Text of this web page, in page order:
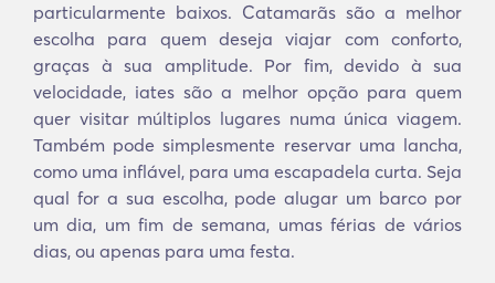
particularmente baixos. Catamarãs são a melhor
escolha para quem deseja viajar com conforto,
graças à sua amplitude. Por fim, devido à sua
velocidade, iates são a melhor opção para quem
quer visitar múltiplos lugares numa única viagem.
Também pode simplesmente reservar uma lancha,
como uma inflável, para uma escapadela curta. Seja
qual for a sua escolha, pode alugar um barco por
um dia, um fim de semana, umas férias de vários
dias, ou apenas para uma festa.